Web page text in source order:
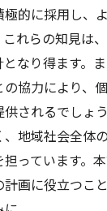
極的に採用し、
れらの知見は
なり得ます。
協力により、
されるでしょ
地域社会全体
っています。
画に役立つこ